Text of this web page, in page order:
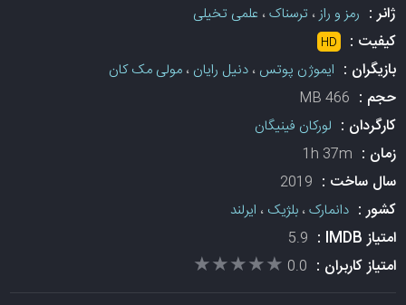
ژانر : رمز و راز، ترسناک، علمی تخیلی
کیفیت : HD
بازیگران : ایموژن پوتس ،دنیل رایان ،مولی مک کان
حجم : 466 MB
کارگردان : لورکان فینیگان
زمان : 1h 37m
سال ساخت : 2019
کشور :دانمارک،بلژیک ، ایرلند
امتیاز IMDB : 5.9
امتیاز کاربران : 0.0
★★★★★
★★★★★